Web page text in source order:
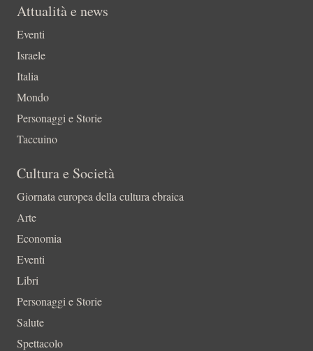
Attualità e news
Eventi
Israele
Italia
Mondo
Personaggi e Storie
Taccuino
Cultura e Società
Giornata europea della cultura ebraica
Arte
Economia
Eventi
Libri
Personaggi e Storie
Salute
Spettacolo